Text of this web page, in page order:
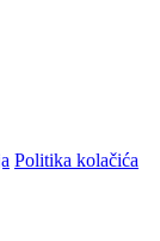
Politika kolačića